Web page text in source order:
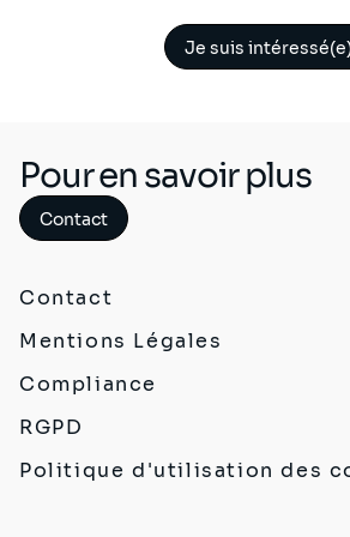
Je suis
Pour en savoir plus
Contact
Contact
Mentions Légales
Compliance
RGPD
Politique d'utilisation des